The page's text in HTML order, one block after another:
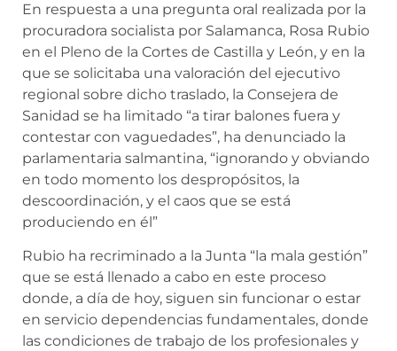
En respuesta a una pregunta oral realizada por la
procuradora socialista por Salamanca, Rosa Rubio
en el Pleno de la Cortes de Castilla y León, y en la
que se solicitaba una valoración del ejecutivo
regional sobre dicho traslado, la Consejera de
Sanidad se ha limitado “a tirar balones fuera y
contestar con vaguedades”, ha denunciado la
parlamentaria salmantina, “ignorando y obviando
en todo momento los despropósitos, la
descoordinación, y el caos que se está
produciendo en él”
Rubio ha recriminado a la Junta “la mala gestión”
que se está llenado a cabo en este proceso
donde, a día de hoy, siguen sin funcionar o estar
en servicio dependencias fundamentales, donde
las condiciones de trabajo de los profesionales y